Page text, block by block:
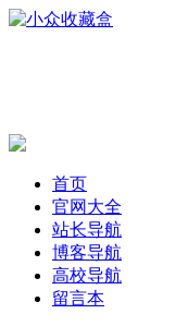
首页
官网大全
站长导航
博客导航
高校导航
留言本